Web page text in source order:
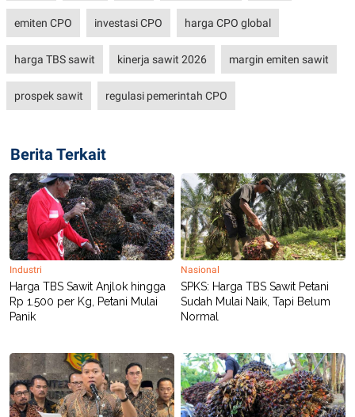
emiten CPO investasi CPO harga CPO global
harga TBS sawit kinerja sawit 2026 margin emiten sawit
prospek sawit regulasi pemerintah CPO
Berita Terkait
Industri
Harga TBS Sawit Anjlok hingga
Rp 1.500 per Kg, Petani Mulai
Panik
Nasional
SPKS: Harga TBS Sawit Petani
Sudah Mulai Naik, Tapi Belum
Normal